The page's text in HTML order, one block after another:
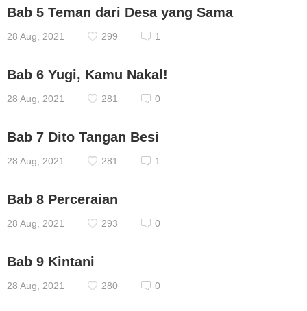
Bab 5 Teman dari Desa yang Sama
28 Aug, 2021 299 1
Bab 6 Yugi, Kamu Nakal!
28 Aug, 2021 281 0
Bab 7 Dito Tangan Besi
28 Aug, 2021 281 1
Bab 8 Perceraian
28 Aug, 2021 293 0
Bab 9 Kintani
28 Aug, 2021 280 0